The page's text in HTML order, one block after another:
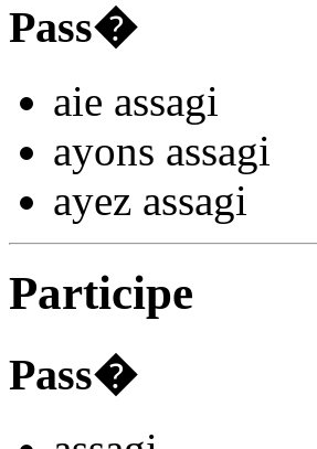
Pass�
aie assagi
ayons assagi
ayez assagi
Participe
Pass�